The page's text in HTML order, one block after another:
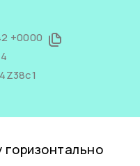
+0000
горизонтально